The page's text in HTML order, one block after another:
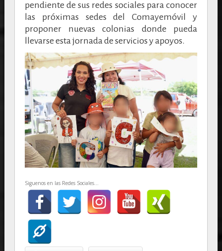
pendiente de sus redes sociales para conocer
las próximas sedes del Comayemóvil y
proponer nuevas colonias donde pueda
llevarse esta jornada de servicios y apoyos.
Siguenos en las Redes Sociales...